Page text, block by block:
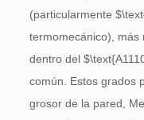
(particularmente
termomecánico), más
dentro del
común. Estos grados
grosor de la pared,